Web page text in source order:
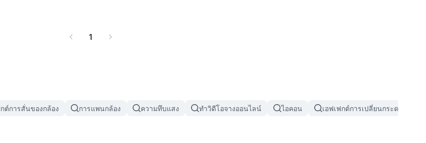
1
กต์การสั่นของกล้อง การแพนกล้อง ความทึบแสง ทำวิดีโอจางออนไลน์ ไอคอน เอฟเฟกต์การเปลี่ยนกระดาษ